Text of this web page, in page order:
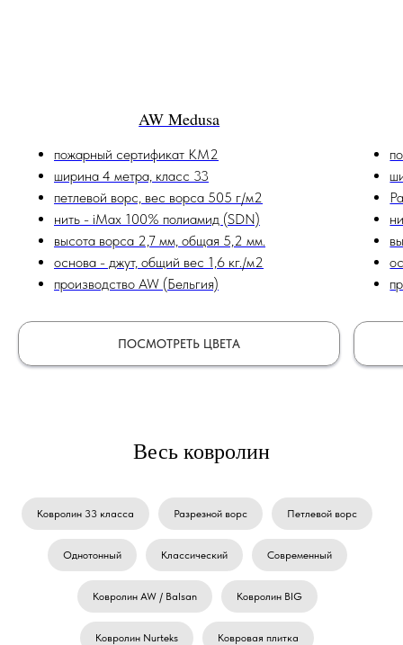
AW Medusa
пожарный сертификат КМ2
ширина 4 метра, класс 33
петлевой ворс, вес ворса 505 г/м2
нить - iMax 100% полиамид (SDN)
высота ворса 2,7 мм, общая 5,2 мм.
основа - джут, общий вес 1,6 кг./м2
производство AW (Бельгия)
ПОСМОТРЕТЬ ЦВЕТА
Весь ковролин
Ковролин 33 класса Разрезной ворс Петлевой ворс
Однотонный Классический Современный
Ковролин AW / Balsan Ковролин BIG
Ковролин Nurteks Ковровая плитка